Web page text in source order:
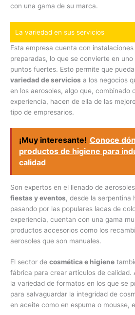
con una gama de su marca.
La variedad en sus servicios
Esta empresa cuenta con
preparadas, lo que se convierte en
puntos fuertes. Esto permite que
variedad de servicios a los negocios
en los aerosoles, algo que, combinado
experiencia, hacen de ella de las
tipo de empresarios.
¡Muy interesante! Conoce
productos de higiene para
calidad
Son expertos en el llenado de
fiestas y eventos, desde la serpentina
pasando por las populares lacas de
experiencia, cuentan con una gama
productos accesorios como los
aerosoles que son manuales.
El sector decosmética e higiene
fábrica para crear artículos de calidad.
la variedad de formatos en los que se
para salvaguardar la integridad de
en aceite como en espuma o mousse,